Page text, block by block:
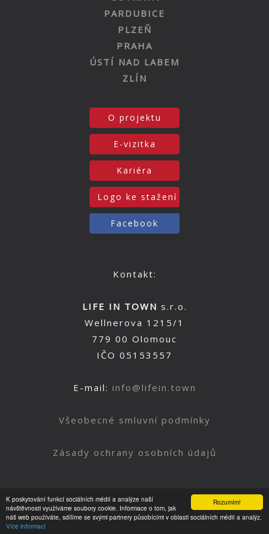
Rozumím!
K poskytování funkcí sociálních médií a analýze naší
návštěvnosti využíváme soubory cookie. Informace o tom, jak
náš web používáte, sdílíme se svými partnery působícími v oblasti sociálních médií a analýz.
Více informací
PARDUBICE
PLZEŇ
PRAHA
ÚSTÍ NAD LABEM
ZLÍN
O projektu
E-vizitka
Kariéra
Logo ke stažení
Facebook
Kontakt:
LIFE IN TOWN s.r.o.
Wellnerova 1215/1
779 00 Olomouc
IČO 05153557
E-mail: info@lifein.town
Všeobecné smluvní podmínky
Zásady ochrany osobních údajů
Nahoru